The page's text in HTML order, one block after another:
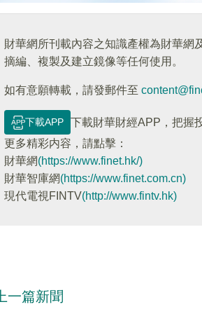
財華網所刊載內容之知識產權為財華網
摘編、複製及建立鏡像等任何使用。
如有意願轉載，請發郵件至
下載APP
下載財華財經APP，把握
更多精彩内容，請點擊：
財華網(https://www.finet.hk/)
財華智庫網(https://www.finet.com.cn)
現代電視FINTV(http://www.fintv.hk)
上一篇新聞